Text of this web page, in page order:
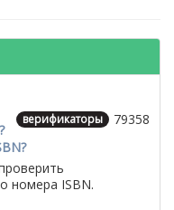
79358
верификаторы
номера ISBN.